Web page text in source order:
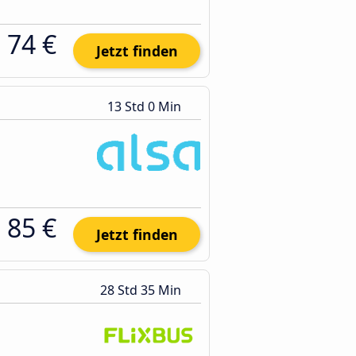
74 € Jetzt finden
13 Std 0 Min
85 € Jetzt finden
28 Std 35 Min